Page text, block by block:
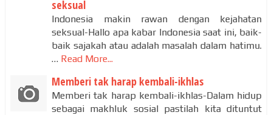
seksual
Indonesia makin rawan dengan kejahatan
seksual-Hallo apa kabar Indonesia saat ini, baik-
baik sajakah atau adalah masalah dalam hatimu.
… Read More...
Memberi tak harap kembali-ikhlas
Memberi tak harap kembali-ikhlas-Dalam hidup
sebagai makhluk sosial pastilah kita dituntut